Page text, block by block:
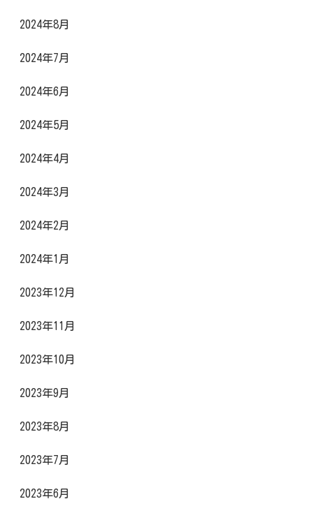
2024年8月
2024年7月
2024年6月
2024年5月
2024年4月
2024年3月
2024年2月
2024年1月
2023年12月
2023年11月
2023年10月
2023年9月
2023年8月
2023年7月
2023年6月